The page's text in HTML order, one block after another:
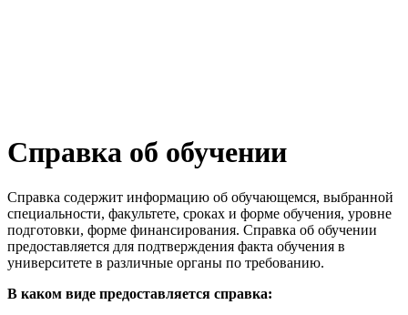
Справка об обучении
Справка содержит информацию об обучающемся, выбранной
специальности, факультете, сроках и форме обучения, уровне
подготовки, форме финансирования. Справка об обучении
предоставляется для подтверждения факта обучения в
университете в различные органы по требованию.
В каком виде предоставляется справка: